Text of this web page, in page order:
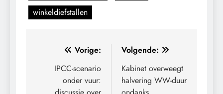
winkeldiefstallen
Bericht
navigatie
Vorige:
IPCC-scenario
onder vuur:
Volgende:
Kabinet overweegt
halvering WW-duur